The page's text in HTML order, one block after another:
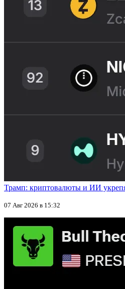
Трамп: криптовалюты и ИИ
07 Авг 2026 в 15:32